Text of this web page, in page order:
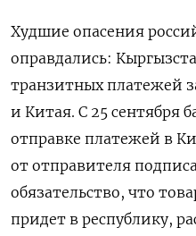
Худшие опасения
оправдались:
транзитных платежей
и Китая. С 25 сентября
отправке платежей в
от отправителя
обязательство, что
придет в республику,